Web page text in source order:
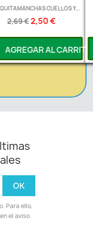
AMBIENTADOR PISTOLA...
2,19 €1,99 €
AGREGAR AL
Para ello,
el aviso